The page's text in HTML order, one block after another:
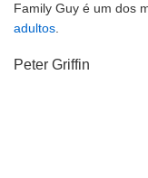
Family Guy é um dos
adultos
Peter Griffin